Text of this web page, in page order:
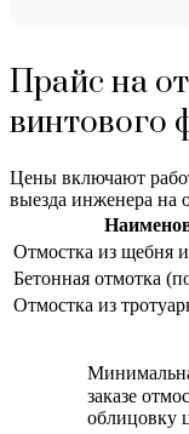
Прайс на
винтового
Цены включают
выезда инженера на
Отмостка из щебня
Бетонная отмотка
Отмостка из
заказе
облицовку